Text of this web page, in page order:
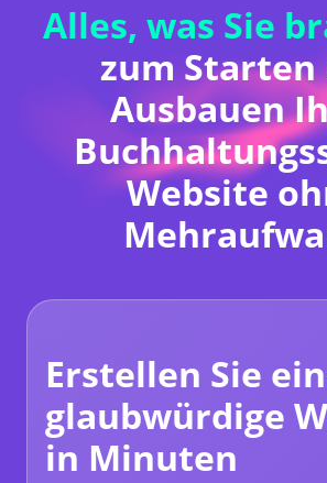
Alles, was Sie
zum Starten
Ausbauen
Website
Erstellen Sie
glaubwürdige
in Minuten